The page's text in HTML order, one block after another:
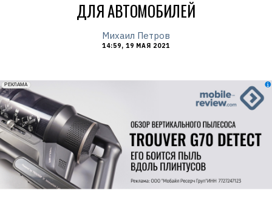
ДЛЯ АВТОМОБИЛЕЙ
Михаил Петров
14:59, 19 МАЯ 2021
erid: 2VfnxxmNzs5
РЕКЛАМА